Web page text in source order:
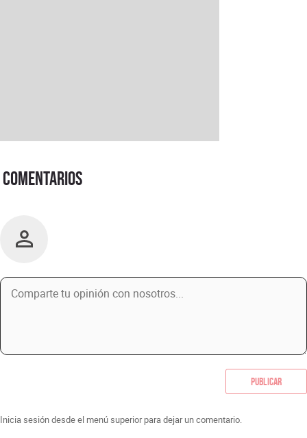
Comentarios
Publicar
Inicia sesión desde el menú superior para dejar un comentario.